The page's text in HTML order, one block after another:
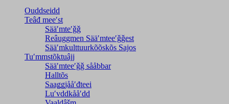
Ouddseidd
Teâđ meeʹst
Sääʹmteʹǧǧ
Reâuggmen Sääʹmteeʹǧǧest
Sääʹmkulttuurkõõskõs Sajos
Tuʹmmstõktuâjj
Sääʹmteeʹǧǧ sååbbar
Halltõs
Saaǥǥjååʹđteei
Luʹvddkååʹdd